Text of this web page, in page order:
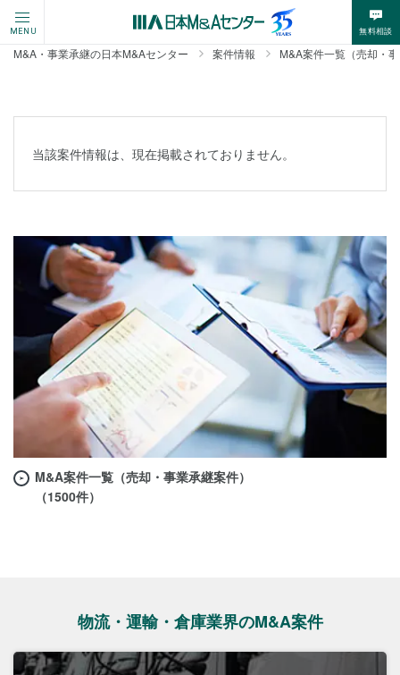
MENU 無料相談
M&A・事業承継の日本M&Aセンター 案件情報 M&A案件一覧（売却・
当該案件情報は、現在掲載されておりません。
M&A案件一覧（売却・事業承継案件）
（1500件）
物流・運輸・倉庫業界のM&A案件